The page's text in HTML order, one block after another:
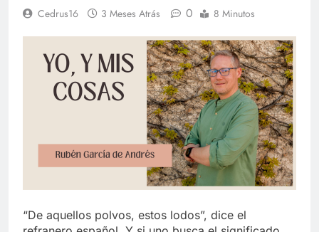
Cedrus16 3 Meses Atrás 0 8 Minutos
“De aquellos polvos, estos lodos”, dice el